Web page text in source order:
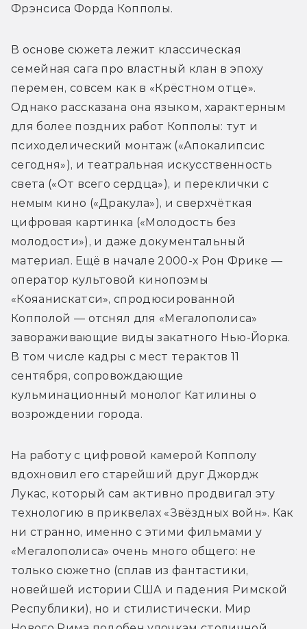
Фрэнсиса Форда Копполы.
В основе сюжета лежит классическая
семейная сага про властный клан в эпоху
перемен, совсем как в «Крёстном отце».
Однако рассказана она языком, характерным
для более поздних работ Копполы: тут и
психоделический монтаж («Апокалипсис
сегодня»), и театральная искусственность
света («От всего сердца»), и переклички с
немым кино («Дракула»), и сверхчёткая
цифровая картинка («Молодость без
молодости»), и даже документальный
материал. Ещё в начале 2000-х Рон Фрике —
оператор культовой кинопоэмы
«Кояанискатси», спродюсированной
Копполой — отснял для «Мегалополиса»
завораживающие виды закатного Нью-Йорка.
В том числе кадры с мест терактов 11
сентября, сопровождающие
кульминационный монолог Катилины о
возрождении города.
На работу с цифровой камерой Копполу
вдохновил его старейший друг Джордж
Лукас, который сам активно продвигал эту
технологию в приквелах «Звёздных войн». Как
ни странно, именно с этими фильмами у
«Мегалополиса» очень много общего: не
только сюжетно (сплав из фантастики,
новейшей истории США и падения Римской
Республики), но и стилистически. Мир